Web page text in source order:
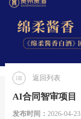
关于我们
集团简介
企业荣誉
贵酒匠心
万搏官网
公示公告
贵酒美文
产品中心
贵酒樽系列
党团建设
招标公告
招聘中心
返回列表
AI合同智审项目
发布时间： 2026-04-23